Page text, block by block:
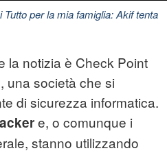
Tutto per la mia famiglia: Akif tenta
la notizia è Check Point
una società che si
di sicurezza informatica.
e, o comunque i
stanno utilizzando